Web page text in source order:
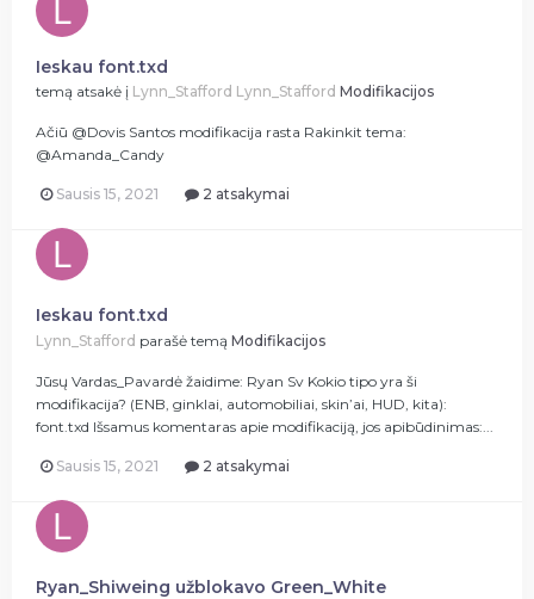
Ieskau font.txd
temą atsakė į Lynn_Stafford Lynn_Stafford Modifikacijos
Ačiū @Dovis Santos modifikacija rasta Rakinkit tema:
@Amanda_Candy
Sausis 15, 2021 2 atsakymai
Ieskau font.txd
Lynn_Stafford parašė temą Modifikacijos
Jūsų Vardas_Pavardė žaidime: Ryan Sv Kokio tipo yra ši
modifikacija? (ENB, ginklai, automobiliai, skin’ai, HUD, kita):
font.txd Išsamus komentaras apie modifikaciją, jos apibūdinimas:...
Sausis 15, 2021 2 atsakymai
Ryan_Shiweing užblokavo Green_White